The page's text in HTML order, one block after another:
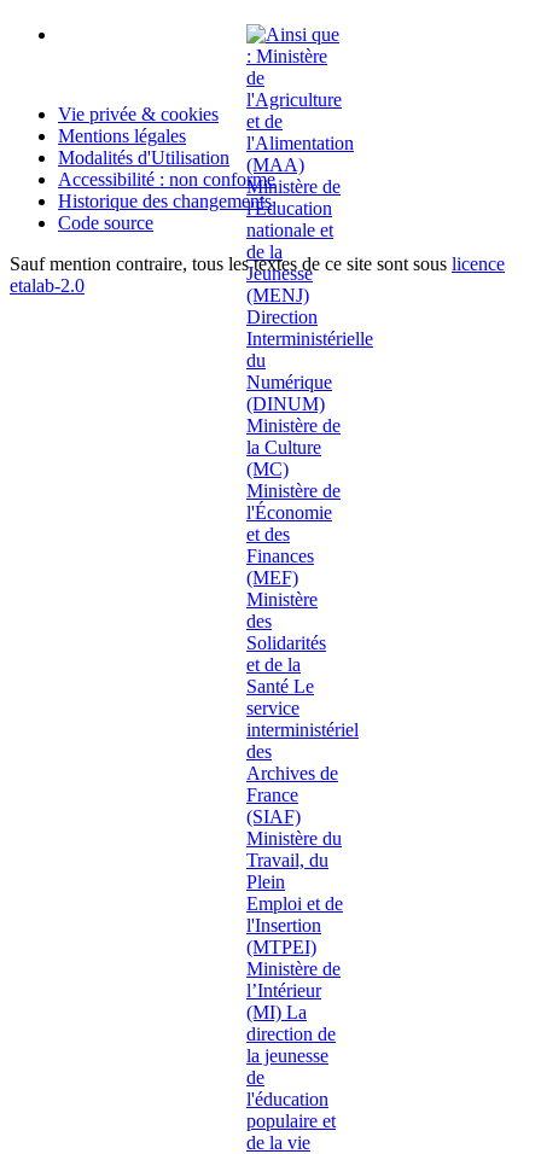
Vie privée & cookies
Mentions légales
Modalités d'Utilisation
Accessibilité : non conforme
Historique des changements
Code source
Sauf mention contraire, tous les textes de ce site sont sous licence
etalab-2.0